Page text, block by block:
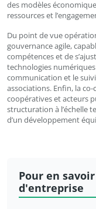
des modèles
ressources et
Du point de vue
gouvernance agile,
compétences et de
technologies
communication et le
associations. Enfin, la
coopératives et acteurs
structuration à l’échelle
d’un développement
Pour en
d'entreprise